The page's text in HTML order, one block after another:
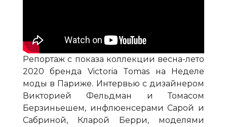
Репортаж с показа коллекции весна-лето
2020 бренда Victoria Tomas на Неделе
моды в Париже. Интервью с дизайнером
Викторией Фельдман и Томасом
Берзиньешем, инфлюенсерами Сарой и
Сабриной, Кларой Берри, моделями